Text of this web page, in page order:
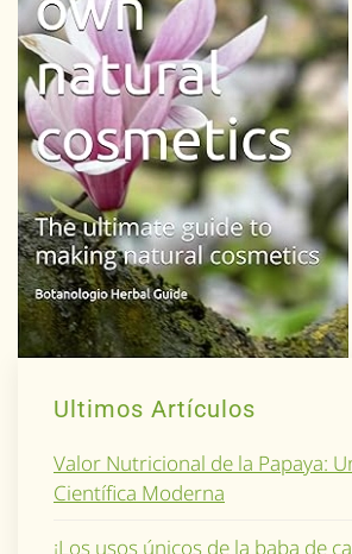
Ultimos Artículos
Valor Nutricional de la Papaya:
Científica Moderna
¡Los usos únicos de la baba de